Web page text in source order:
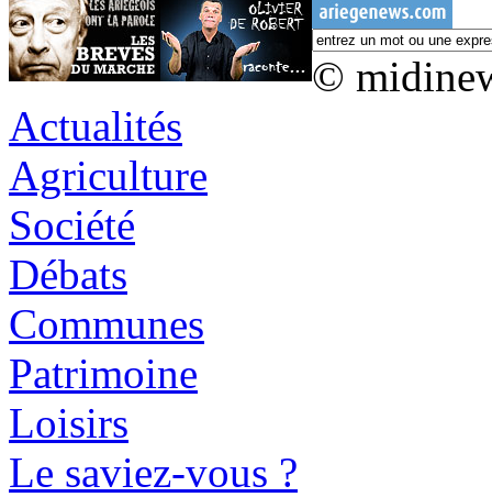
©
Actualités
Agriculture
Société
Débats
Communes
Patrimoine
Loisirs
Le saviez-vous ?